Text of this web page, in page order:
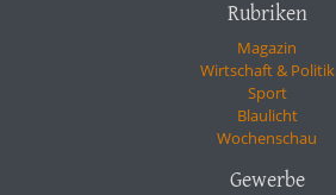
Rubriken
Magazin
Wirtschaft & Politik
Sport
Blaulicht
Wochenschau
Gewerbe